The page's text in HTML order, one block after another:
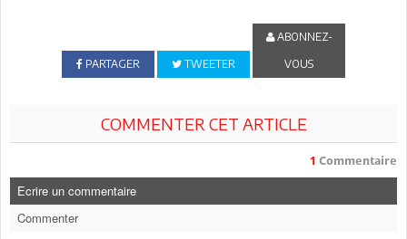
PARTAGER TWEETER
ABONNEZ-
VOUS
COMMENTER CET ARTICLE
1 Commentaire
Ecrire un commentaire
Commenter